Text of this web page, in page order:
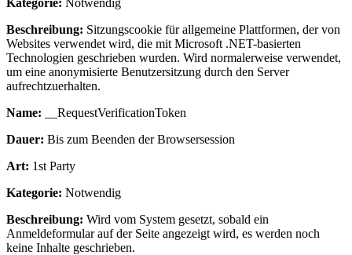
Beschreibung: Sitzungscookie für allgemeine Plattformen, der von
Websites verwendet wird, die mit Microsoft .NET-basierten
Technologien geschrieben wurden. Wird normalerweise verwendet,
um eine anonymisierte Benutzersitzung durch den Server
aufrechtzuerhalten.
Name: __RequestVerificationToken
Dauer: Bis zum Beenden der Browsersession
Art: 1st Party
Kategorie: Notwendig
Beschreibung: Wird vom System gesetzt, sobald ein
Anmeldeformular auf der Seite angezeigt wird, es werden noch
keine Inhalte geschrieben.